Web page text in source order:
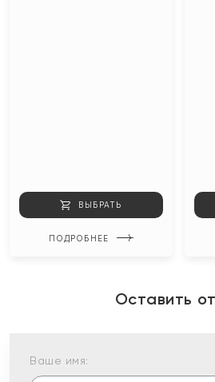
ВЫБРАТЬ
ПОДРОБНЕЕ
Оставить
Ваше имя: